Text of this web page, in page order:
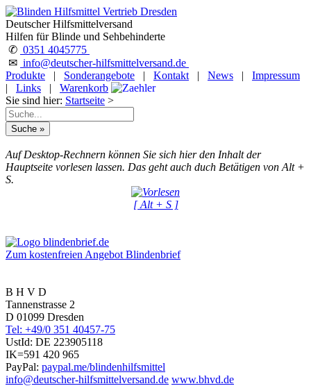
Deutscher Hilfsmittelversand
Hilfen für Blinde und Sehbehinderte
✆ 0351 4045775
✉ info@deutscher-hilfsmittelversand.de
Produkte
| Sonderangebote | Kontakt | News |
Impressum
|
Links |
Warenkorb
Sie sind hier: Startseite >
Auf Desktop-Rechnern können Sie sich hier den Inhalt der
Hauptseite vorlesen lassen. Das geht auch duch Betätigen von Alt +
S.
[ Alt + S ]
Zum kostenfreien Angebot Blindenbrief
B H V D
Tannenstrasse 2
D 01099 Dresden
Tel: +49/0 351 40457-75
UstId: DE 223905118
IK=591 420 965
PayPal: paypal.me/blindenhilfsmittel
info@deutscher-hilfsmittelversand.de www.bhvd.de